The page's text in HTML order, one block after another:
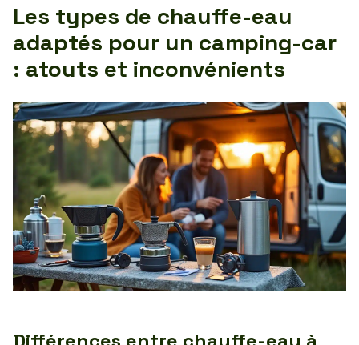
Les types de chauffe-eau
adaptés pour un camping-car
: atouts et inconvénients